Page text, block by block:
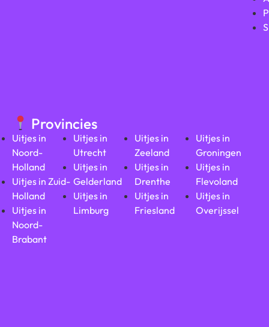
Provincies
Uitjes in
Noord-
Holland
Uitjes in Zuid-
Holland
Uitjes in
Noord-
Brabant
Uitjes in
Utrecht
Uitjes in
Gelderland
Uitjes in
Limburg
Uitjes in
Zeeland
Uitjes in
Drenthe
Uitjes in
Friesland
Uitjes in
Groningen
Uitjes in
Flevoland
Uitjes in
Overijssel